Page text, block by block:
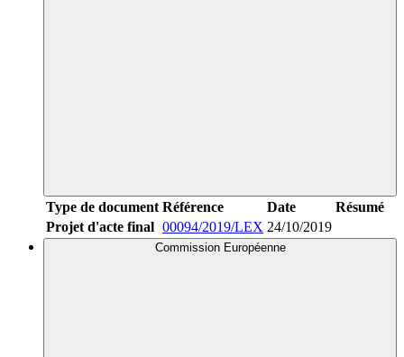
Type de document Référence Date
Résumé
Projet d'acte final 00094/2019/LEX 24/10/2019
Commission Européenne